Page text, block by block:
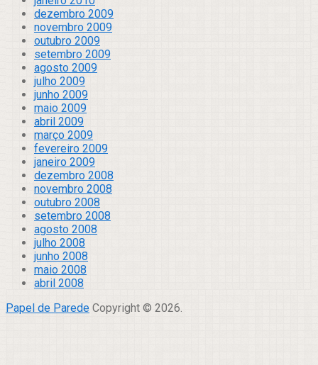
dezembro 2009
novembro 2009
outubro 2009
setembro 2009
agosto 2009
julho 2009
junho 2009
maio 2009
abril 2009
março 2009
fevereiro 2009
janeiro 2009
dezembro 2008
novembro 2008
outubro 2008
setembro 2008
agosto 2008
julho 2008
junho 2008
maio 2008
abril 2008
Papel de Parede Copyright © 2026.